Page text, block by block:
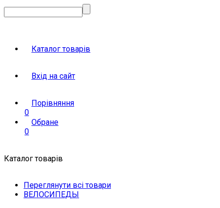
Каталог товарів
Вхід на сайт
Порівняння
0
Обране
0
Каталог товарів
Переглянути всі товари
ВЕЛОСИПЕДЫ